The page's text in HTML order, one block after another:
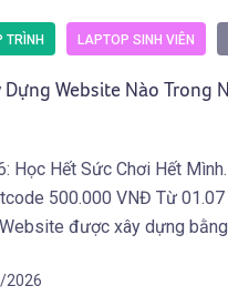
TRÌNH LAPTOP SINH VIÊN
Website Nào Trong
Học Hết Sức Chơi Hết
500.000 VNĐ Từ
được xây dựng
2026